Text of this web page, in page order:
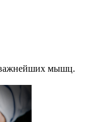
важнейших мышц.